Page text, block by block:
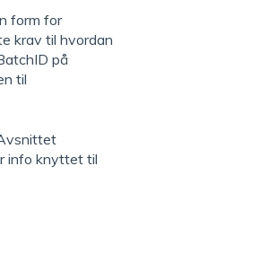
form for
krav til hvordan
på
til
Avsnittet
info knyttet til